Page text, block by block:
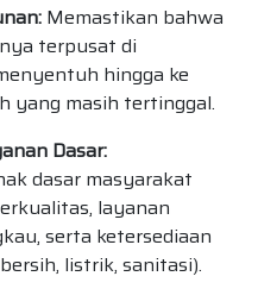
Memastikan bahwa
terpusat di
hingga ke
yang masih tertinggal.
Dasar:
dasar masyarakat
layanan
serta ketersediaan
listrik, sanitasi).